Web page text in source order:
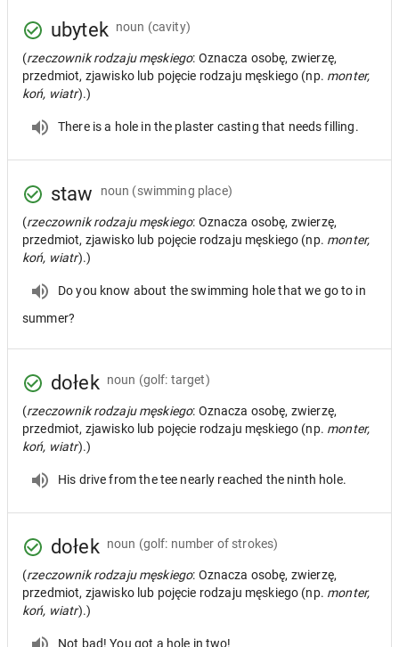
ubytek noun (cavity)
(rzeczownik rodzaju męskiego: Oznacza osobę, zwierzę,
przedmiot, zjawisko lub pojęcie rodzaju męskiego (np. monter,
koń, wiatr).)
There is a hole in the plaster casting that needs filling.
staw noun (swimming place)
(rzeczownik rodzaju męskiego: Oznacza osobę, zwierzę,
przedmiot, zjawisko lub pojęcie rodzaju męskiego (np. monter,
koń, wiatr).)
Do you know about the swimming hole that we go to in
summer?
dołek noun (golf: target)
(rzeczownik rodzaju męskiego: Oznacza osobę, zwierzę,
przedmiot, zjawisko lub pojęcie rodzaju męskiego (np. monter,
koń, wiatr).)
His drive from the tee nearly reached the ninth hole.
dołek noun (golf: number of strokes)
(rzeczownik rodzaju męskiego: Oznacza osobę, zwierzę,
przedmiot, zjawisko lub pojęcie rodzaju męskiego (np. monter,
koń, wiatr).)
Not bad! You got a hole in two!